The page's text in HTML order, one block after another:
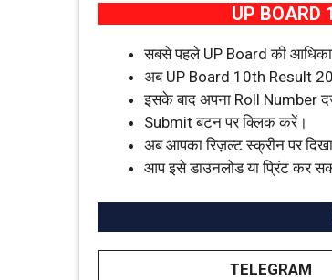
UP BOARD
सबसे पहले UP Board की
अब UP Board 10th Result
इसके बाद अपना Roll Number
Submit बटन पर क्लिक करें।
अब आपका रिज़ल्ट स्क्रीन पर
आप इसे डाउनलोड या प्रिंट कर
TELEGRAM